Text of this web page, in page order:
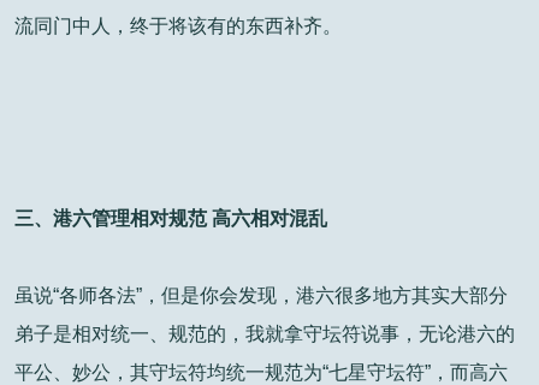
流同门中人，终于将该有的东西补齐。
三、港六管理相对规范 高六相对混乱
虽说“各师各法”，但是你会发现，港六很多地方其实大部分
弟子是相对统一、规范的，我就拿守坛符说事，无论港六的
平公、妙公，其守坛符均统一规范为“七星守坛符”，而高六